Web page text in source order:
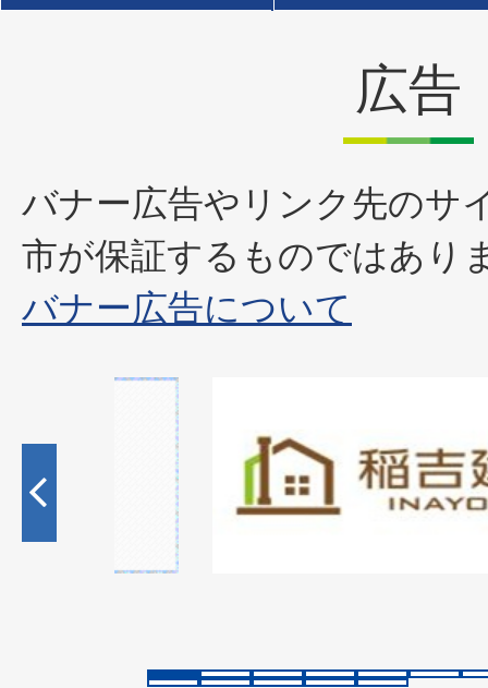
広告
バナー広告やリンク先のサ
市が保証するものではあり
バナー広告について
枚
目
ラ